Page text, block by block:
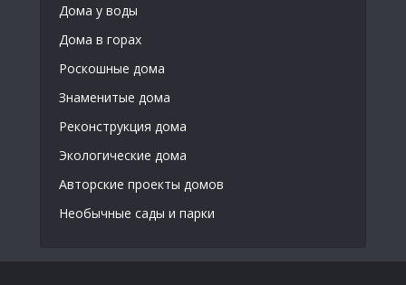
Дома у воды
Дома в горах
Роскошные дома
Знаменитые дома
Реконструкция дома
Экологические дома
Авторские проекты домов
Необычные сады и парки